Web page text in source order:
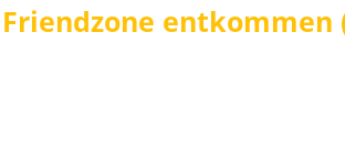
Friendzone